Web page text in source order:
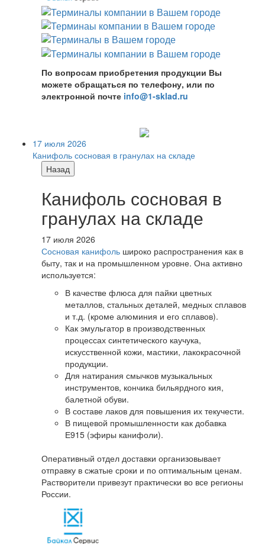
По вопросам приобретения продукции Вы
можете обращаться по телефону, или по
электронной почте info@1-sklad.ru
17 июля 2026
Канифоль сосновая в гранулах на складе
Назад
Канифоль сосновая в
гранулах на складе
17 июля 2026
Сосновая канифоль широко распространения как в
быту, так и на промышленном уровне. Она активно
используется:
В качестве флюса для пайки цветных
металлов, стальных деталей, медных сплавов
и т.д. (кроме алюминия и его сплавов).
Как эмульгатор в производственных
процессах синтетического каучука,
искусственной кожи, мастики, лакокрасочной
продукции.
Для натирания смычков музыкальных
инструментов, кончика бильярдного кия,
балетной обуви.
В составе лаков для повышения их текучести.
В пищевой промышленности как добавка
Е915 (эфиры канифоли).
Оперативный отдел доставки организовывает
отправку в сжатые сроки и по оптимальным ценам.
Растворители привезут практически во все регионы
России.